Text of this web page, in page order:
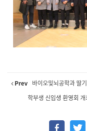
Prev 바이오및뇌공학과 딸
학부생 신입생 환영회